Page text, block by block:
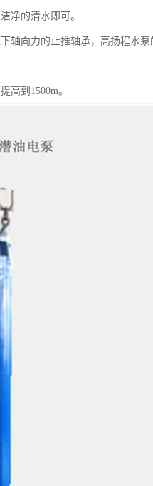
净的清水即可。
轴向力的止推轴承，高扬程水
高到1500m。